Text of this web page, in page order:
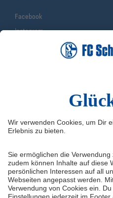
Impressum
FAQ
Medien/Presse
Datenschutz
Facebook
Instagram